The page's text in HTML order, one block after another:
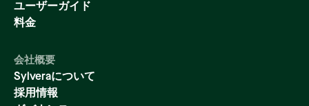
ユーザーガイド
料金
会社概要
Sylveraについて
採用情報